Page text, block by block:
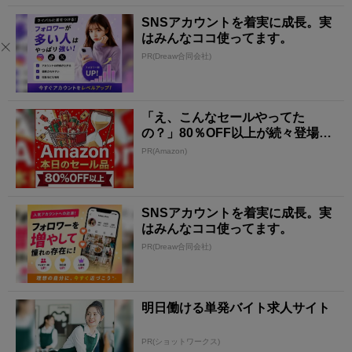
SNSアカウントを着実に成長。実
はみんなココ使ってます。
PR(Dreaw合同会社)
「え、こんなセールやってた
の？」80％OFF以上が続々登場！
Amazonの本気が...
PR(Amazon)
SNSアカウントを着実に成長。実
はみんなココ使ってます。
PR(Dreaw合同会社)
明日働ける単発バイト求人サイト
PR(ショットワークス)